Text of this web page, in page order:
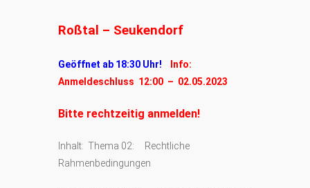
Roßtal – Seukendorf
Geöffnet ab 18:30 Uhr!
Info:
Anmeldeschluss 12:00 – 02.05.2023
Bitte rechtzeitig anmelden!
Inhalt: Thema 02: Rechtliche
Rahmenbedingungen